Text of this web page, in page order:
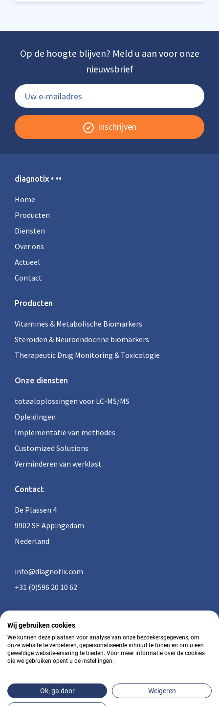
Op de hoogte blijven? Meld u aan voor onze
nieuwsbrief
Inschrijven
diagnotix • ••
Home
Producten
Diensten
Over ons
Actueel
Contact
Producten
Vitamines & Metabolische Biomarkers
Steroïden & Neuroendocrine biomarkers
Therapeutic Drug Monitoring & Toxicologie
Onze diensten
totaaloplossingen voor LC-MS/MS
Opleidingen
Implementatie van methodes
Customized Solutions
Verminderen van werklast
Contact
De Plassen 4
9902 SE Appingedam
Nederland
info@diagnotix.com
+31 (0)596 20 10 62
Algemene voorwaarden
Privacy
© 2026 - diagnotix • ••
Wij gebruiken cookies
We kunnen deze plaatsen voor analyse van onze bezoekersgegevens, om
onze website te verbeteren, gepersonaliseerde inhoud te tonen en om u een
geweldige website-ervaring te bieden. Voor meer informatie over de cookies
die we gebruiken opent u de instellingen.
Ok, ga door Weigeren